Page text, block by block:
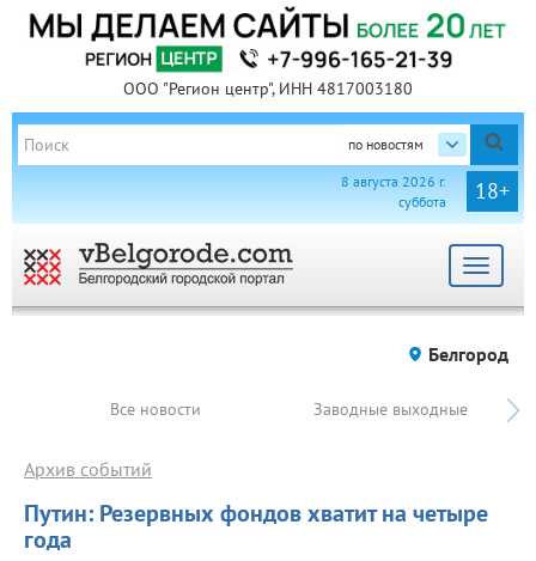
ООО "Регион центр", ИНН 4817003180
по новостям
18+
8 августа 2026 г.
суббота
Toggle
Белгород
Все новости Заводные выходные
Путин: Резервных фондов хватит на четыре
года
Архив событий